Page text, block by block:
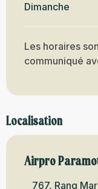
Dimanche
Les horaires
communiqué
Localisation
Airpro
767, Rang